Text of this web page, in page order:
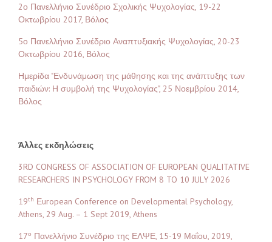
2ο Πανελλήνιο Συνέδριο Σχολικής Ψυχολογίας, 19-22
Οκτωβρίου 2017, Βόλος
5ο Πανελλήνιο Συνέδριο Αναπτυξιακής Ψυχολογίας, 20-23
Οκτωβρίου 2016, Βόλος
Ημερίδα "Ενδυνάμωση της μάθησης και της ανάπτυξης των
παιδιών: Η συμβολή της Ψυχολογίας", 25 Νοεμβρίου 2014,
Βόλος
Άλλες εκδηλώσεις
3RD CONGRESS OF ASSOCIATION OF EUROPEAN QUALITATIVE
RESEARCHERS IN PSYCHOLOGY FROM 8 TO 10 JULY 2026
19th Εuropean Conference on Developmental Psychology,
Athens, 29 Aug. – 1 Sept 2019, Athens
17ο Πανελλήνιο Συνέδριο της ΕΛΨΕ, 15-19 Μαΐου, 2019,